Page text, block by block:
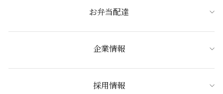
お弁当配達
企業情報
採用情報